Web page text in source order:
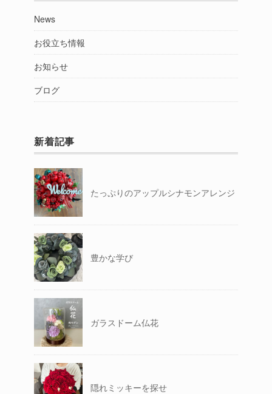
News
お役立ち情報
お知らせ
ブログ
新着記事
たっぷりのアップルシナモンアレンジ
豊かな学び
ガラスドーム仏花
隠れミッキーを探せ